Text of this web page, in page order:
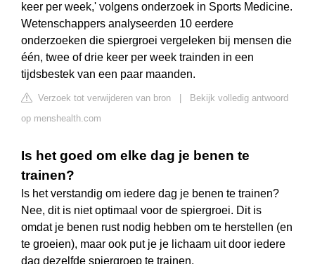
keer per week,' volgens onderzoek in Sports Medicine.
Wetenschappers analyseerden 10 eerdere
onderzoeken die spiergroei vergeleken bij mensen die
één, twee of drie keer per week trainden in een
tijdsbestek van een paar maanden.
Verzoek tot verwijderen van bron
Bekijk volledig antwoord
op menshealth.com
Is het goed om elke dag je benen te
trainen?
Is het verstandig om iedere dag je benen te trainen?
Nee, dit is niet optimaal voor de spiergroei. Dit is
omdat je benen rust nodig hebben om te herstellen (en
te groeien), maar ook put je je lichaam uit door iedere
dag dezelfde spiergroep te trainen.